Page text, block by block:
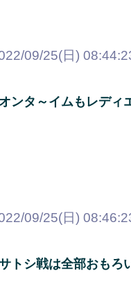
09/25(日)
ンタ～イムもレディ
09/25(日)
トシ戦は全部おもろ